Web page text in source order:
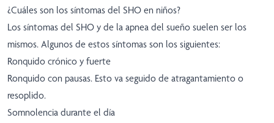
¿Cuáles son los síntomas del SHO en niños?
Los síntomas del SHO y de la apnea del sueño suelen ser los
mismos. Algunos de estos síntomas son los siguientes:
Ronquido crónico y fuerte
Ronquido con pausas. Esto va seguido de atragantamiento o
resoplido.
Somnolencia durante el día